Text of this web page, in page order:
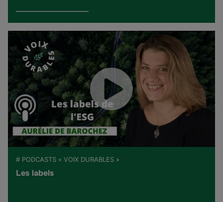
# PODCASTS « VOIX DURABLES »
Les labels